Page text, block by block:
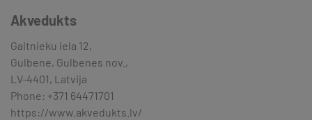
Akvedukts
Gaitnieku iela 12,
Gulbene, Gulbenes nov.,
LV-4401, Latvija
Phone: +371 64471701
https://www.akvedukts.lv/